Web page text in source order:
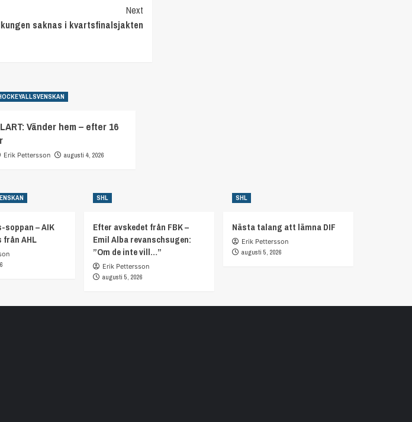
Next
saknas i kvartsfinalsjakten
Vänder hem – efter 16
Erik Pettersson augusti 4, 2026
soppan – AIK
AHL
SHL
Efter avskedet från FBK –
Emil Alba revanschsugen:
”Om de inte vill…”
Erik Pettersson
augusti 5, 2026
SHL
Nästa talang att lämna DIF
Erik Pettersson
augusti 5, 2026